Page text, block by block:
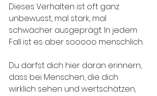
Dieses Verhalten ist oft ganz
unbewusst, mal stark, mal
schwächer ausgeprägt. In jedem
Fall ist es aber sooooo menschlich.
Du darfst dich hier daran erinnern,
dass bei Menschen, die dich
wirklich sehen und wertschätzen,